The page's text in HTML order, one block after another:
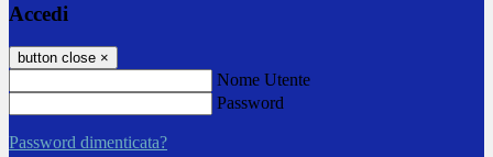
Accedi
button close ×
Nome Utente
Password
Password dimenticata?